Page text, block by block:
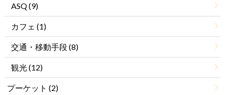
ASQ(9)
カフェ (1)
交通・移動手段(8)
観光(12)
プーケット (2)